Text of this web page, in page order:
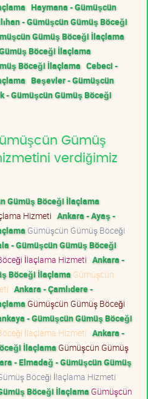
Haymana - Gümüşcün
- Gümüşcün Gümüş Böceği
Gümüş Böceği İlaçlama
Böceği İlaçlama
Böceği İlaçlama Cebeci -
Beşevler - Gümüşcün
- Gümüşcün Gümüş Böceği
Gümüş
verdiğimiz
Gümüş Böceği İlaçlama
Hizmeti Ankara - Ayaş -
Gümüşcün Gümüş Böceği
- Gümüşcün Gümüş Böceği
İlaçlama Hizmeti Ankara -
Böceği İlaçlama Gümüşcün
Ankara - Çamlıdere -
Gümüşcün Gümüş Böceği
- Gümüşcün Gümüş Böceği
İlaçlama Hizmeti Ankara -
İlaçlama Gümüşcün Gümüş
- Elmadağ - Gümüşcün Gümüş
Böceği İlaçlama Hizmeti
Böceği İlaçlama Gümüşcün